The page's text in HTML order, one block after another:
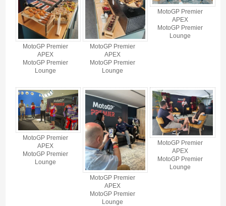
MotoGP Premier
APEX
MotoGP Premier
Lounge
MotoGP Premier
APEX
MotoGP Premier
Lounge
MotoGP Premier
APEX
MotoGP Premier
Lounge
MotoGP Premier
APEX
MotoGP Premier
Lounge
MotoGP Premier
APEX
MotoGP Premier
Lounge
MotoGP Premier
APEX
MotoGP Premier
Lounge